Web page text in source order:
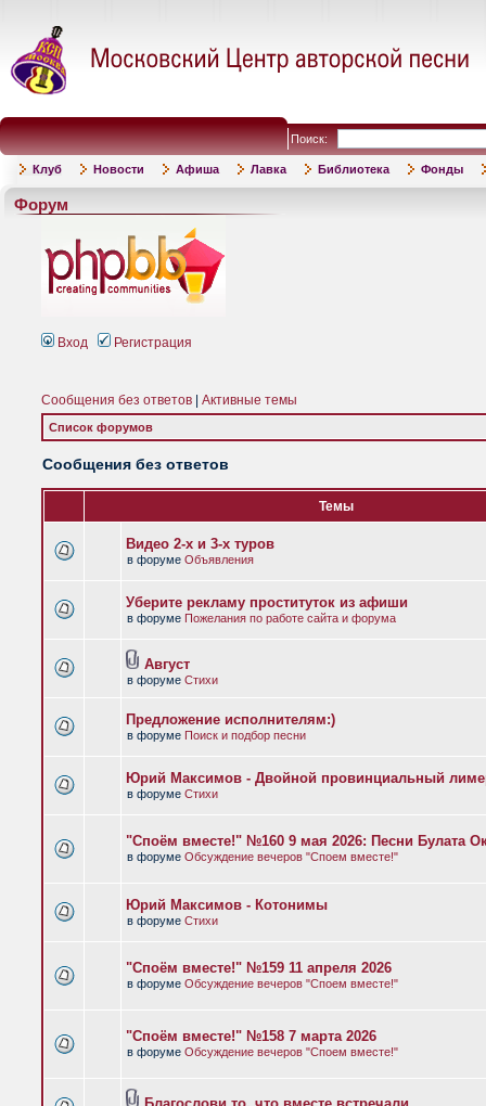
Поиск:
Клуб Новости Афиша Лавка Библиотека Фонды
Форум
Вход Регистрация
Сообщения без ответов Активные темы
Список форумов
Сообщения без ответов
Темы
Видео 2-х и 3-х туров
в форуме Объявления
Уберите рекламу проституток из афиши
в форуме Пожелания по работе сайта и форума
Август
в форуме Стихи
Предложение исполнителям:)
в форуме Поиск и подбор песни
Юрий Максимов - Двойной провинциальный
в форуме Стихи
"Споём вместе!" №160 9 мая 2026: Песни Булата
в форуме Обсуждение вечеров "Споем вместе!"
Юрий Максимов - Котонимы
в форуме Стихи
"Споём вместе!" №159 11 апреля 2026
в форуме Обсуждение вечеров "Споем вместе!"
"Споём вместе!" №158 7 марта 2026
в форуме Обсуждение вечеров "Споем вместе!"